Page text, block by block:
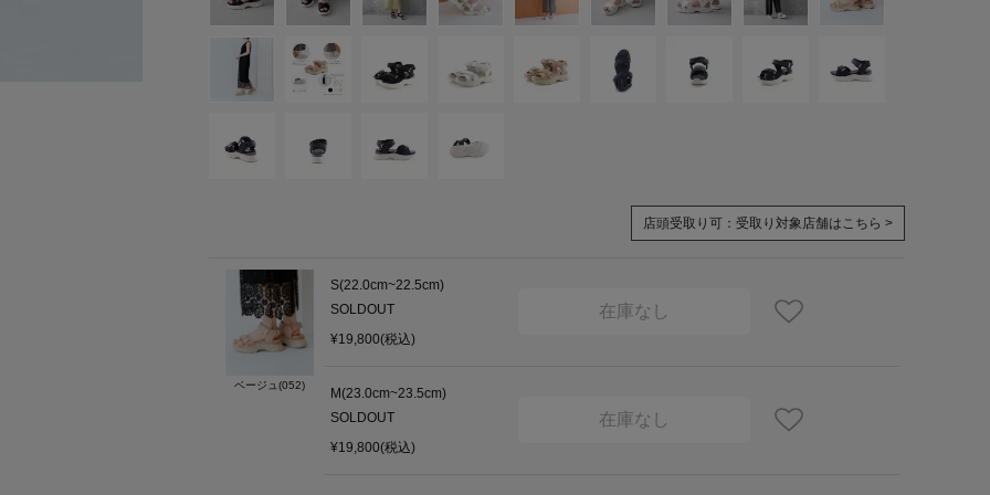
店頭受取り可： 受取り対象店舗はこちら >
ベージュ(052)
S(22.0cm~22.5cm)
SOLDOUT
¥19,800(税込)
在庫なし
M(23.0cm~23.5cm)
SOLDOUT
¥19,800(税込)
在庫なし